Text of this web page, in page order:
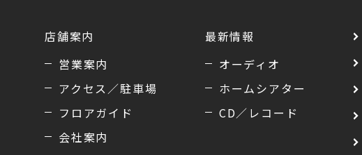
店舗案内
営業案内
アクセス／駐車場
フロアガイド
会社案内
最新情報
オーディオ
ホームシアター
CD／レコード